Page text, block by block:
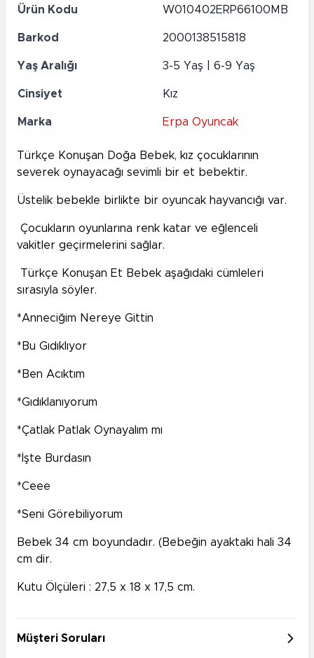
Ürün Kodu W010402ERP66100MB
Barkod 2000138515818
Yaş Aralığı 3-5 Yaş | 6-9 Yaş
Cinsiyet Kız
Marka Erpa Oyuncak
Türkçe Konuşan Doğa Bebek, kız çocuklarının
severek oynayacağı sevimli bir et bebektir.
Üstelik bebekle birlikte bir oyuncak hayvancığı var.
Çocukların oyunlarına renk katar ve eğlenceli
vakitler geçirmelerini sağlar.
Türkçe Konuşan Et Bebek aşağıdaki cümleleri
sırasıyla söyler.
*Anneciğim Nereye Gittin
*Bu Gıdıklıyor
*Ben Acıktım
*Gıdıklanıyorum
*Çatlak Patlak Oynayalım mı
*İşte Burdasın
*Ceee
*Seni Görebiliyorum
Bebek 34 cm boyundadır. (Bebeğin ayaktaki hali 34
cm dir.
Kutu Ölçüleri : 27,5 x 18 x 17,5 cm.
Müşteri Soruları